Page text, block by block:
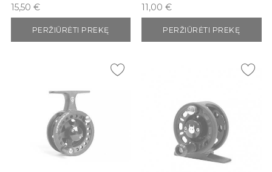
Kaina
15,50 €
PERŽIŪRĖTI PREKĘ
Kaina
11,00 €
PERŽIŪRĖTI PREKĘ